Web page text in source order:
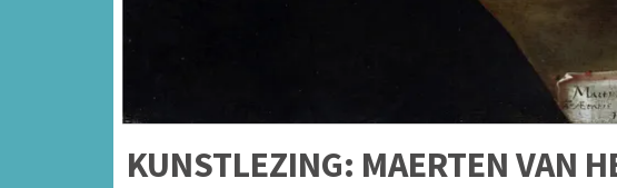
KUNSTLEZING: MAERTEN VAN